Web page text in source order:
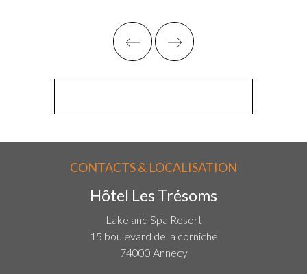
CONTACTS & LOCALISATION
Hôtel Les Trésoms
Lake and Spa Resort
15 boulevard de la corniche
74000 Annecy